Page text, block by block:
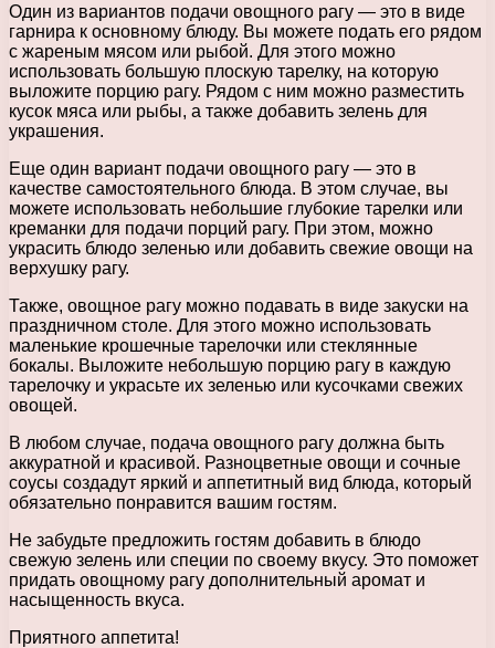
Один из вариантов подачи овощного рагу — это в виде
гарнира к основному блюду. Вы можете подать его рядом
с жареным мясом или рыбой. Для этого можно
использовать большую плоскую тарелку, на которую
выложите порцию рагу. Рядом с ним можно разместить
кусок мяса или рыбы, а также добавить зелень для
украшения.
Еще один вариант подачи овощного рагу — это в
качестве самостоятельного блюда. В этом случае, вы
можете использовать небольшие глубокие тарелки или
креманки для подачи порций рагу. При этом, можно
украсить блюдо зеленью или добавить свежие овощи на
верхушку рагу.
Также, овощное рагу можно подавать в виде закуски на
праздничном столе. Для этого можно использовать
маленькие крошечные тарелочки или стеклянные
бокалы. Выложите небольшую порцию рагу в каждую
тарелочку и украсьте их зеленью или кусочками свежих
овощей.
В любом случае, подача овощного рагу должна быть
аккуратной и красивой. Разноцветные овощи и сочные
соусы создадут яркий и аппетитный вид блюда, который
обязательно понравится вашим гостям.
Не забудьте предложить гостям добавить в блюдо
свежую зелень или специи по своему вкусу. Это поможет
придать овощному рагу дополнительный аромат и
насыщенность вкуса.
Приятного аппетита!